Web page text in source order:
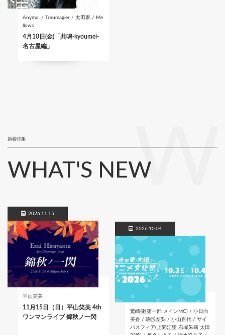
Anymo. / Traumagier / 太田家 / Me
llows
4月10日(金)「共鳴-kyoumei-
名古屋編」
新着特集
WHAT'S NEW
2026.11.15
平山笑美
11月15日（日）平山笑美 4th
ワンマンライブ 錦秋ノ一閃
2026.10.04
鷲崎健(第一部 メインMC) / 小日向
美香 / 駒形友梨 / 小山百代 / サイ
バスフィア(上間江望 石塚朱莉 太田